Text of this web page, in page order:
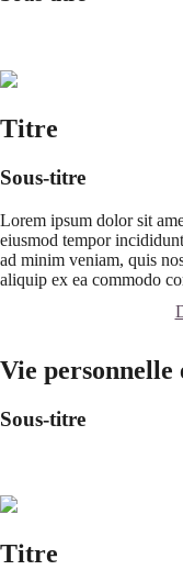
Titre
Sous-titre
Lorem ipsum dolor sit
eiusmod tempor
ad minim veniam, quis
aliquip ex ea commodo
Vie
Sous-titre
Titre